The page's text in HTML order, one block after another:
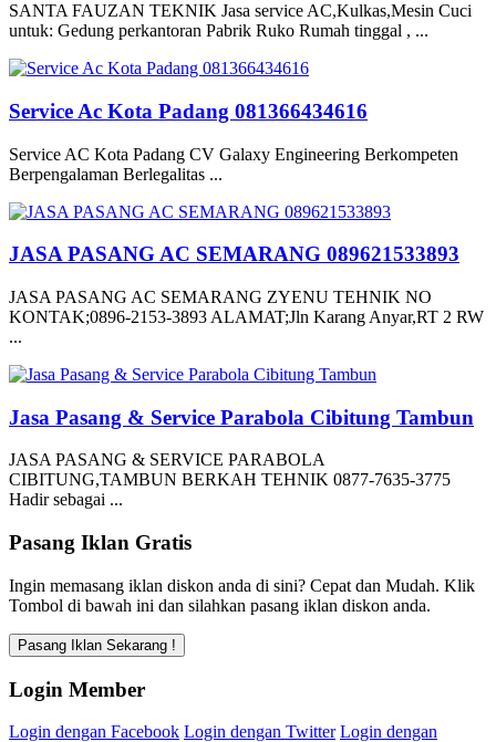
SANTA FAUZAN TEKNIK Jasa service AC,Kulkas,Mesin Cuci
untuk: Gedung perkantoran Pabrik Ruko Rumah tinggal , ...
Service Ac Kota Padang 081366434616
Service AC Kota Padang CV Galaxy Engineering Berkompeten
Berpengalaman Berlegalitas ...
JASA PASANG AC SEMARANG 089621533893
JASA PASANG AC SEMARANG ZYENU TEHNIK NO
KONTAK;0896-2153-3893 ALAMAT;Jln Karang Anyar,RT 2 RW
...
Jasa Pasang & Service Parabola Cibitung Tambun
JASA PASANG & SERVICE PARABOLA
CIBITUNG,TAMBUN BERKAH TEHNIK 0877-7635-3775
Hadir sebagai ...
Pasang Iklan Gratis
Ingin memasang iklan diskon anda di sini? Cepat dan Mudah. Klik
Tombol di bawah ini dan silahkan pasang iklan diskon anda.
Login Member
Login dengan Facebook Login dengan Twitter Login dengan